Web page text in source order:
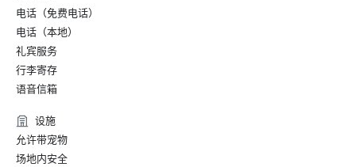
电话（免费电话）
电话（本地）
礼宾服务
行李寄存
语音信箱
设施
允许带宠物
场地内安全